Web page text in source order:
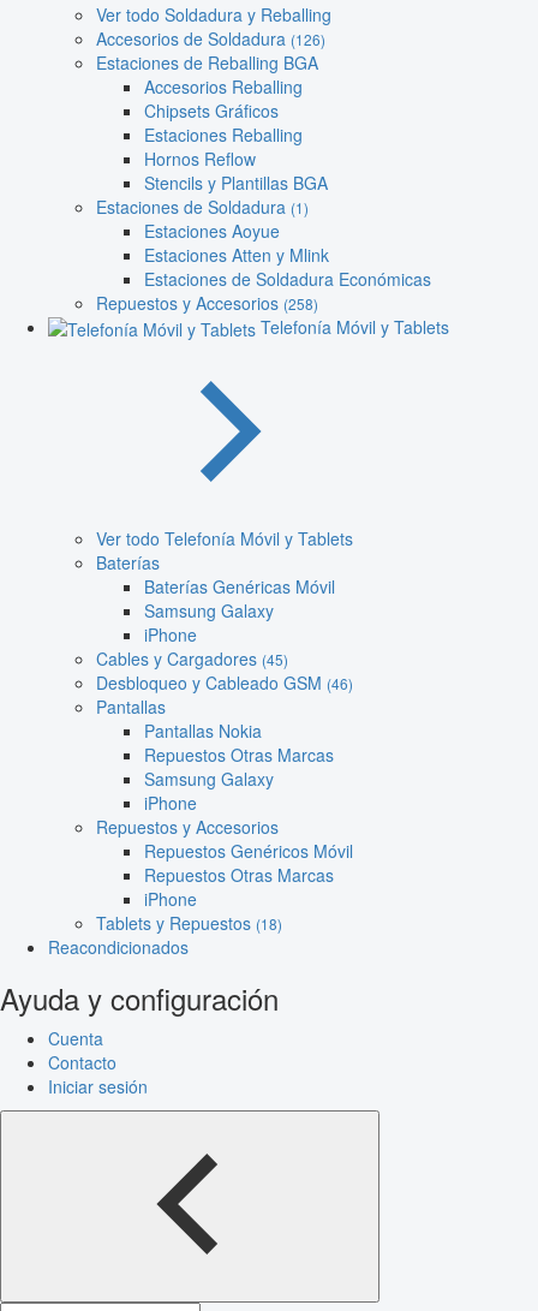
Ver todo Soldadura y Reballing
Accesorios de Soldadura (126)
Estaciones de Reballing BGA
Accesorios Reballing
Chipsets Gráficos
Estaciones Reballing
Hornos Reflow
Stencils y Plantillas BGA
Estaciones de Soldadura (1)
Estaciones Aoyue
Estaciones Atten y Mlink
Estaciones de Soldadura Económicas
Repuestos y Accesorios (258)
Telefonía Móvil y Tablets
Ver todo Telefonía Móvil y Tablets
Baterías
Baterías Genéricas Móvil
Samsung Galaxy
iPhone
Cables y Cargadores (45)
Desbloqueo y Cableado GSM (46)
Pantallas
Pantallas Nokia
Repuestos Otras Marcas
Samsung Galaxy
iPhone
Repuestos y Accesorios
Repuestos Genéricos Móvil
Repuestos Otras Marcas
iPhone
Tablets y Repuestos (18)
Reacondicionados
Ayuda y configuración
Cuenta
Contacto
Iniciar sesión